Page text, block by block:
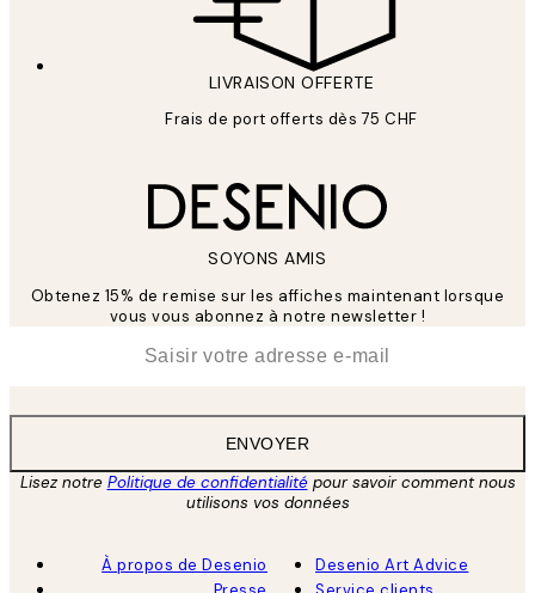
LIVRAISON OFFERTE
Frais de port offerts dès 75 CHF
SOYONS AMIS
Obtenez 15% de remise sur les affiches maintenant lorsque
vous vous abonnez à notre newsletter !
ENVOYER
Lisez notre Politique de confidentialitépour savoir comment nous
utilisons vos données
À propos de Desenio
Desenio Art Advice